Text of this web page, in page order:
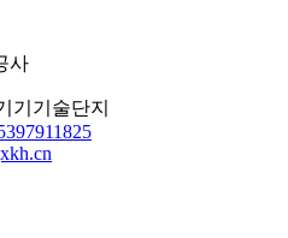
사
기기술단지